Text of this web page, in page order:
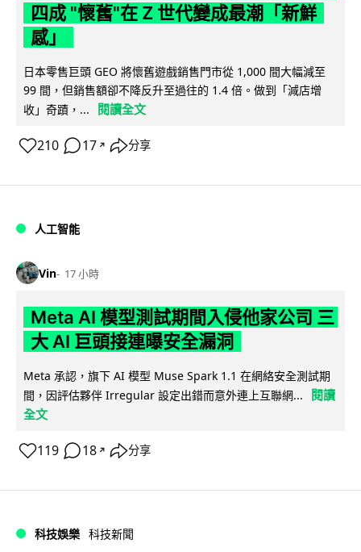
四成 "懷舊"在 Z 世代變成最潮「新鮮
感」
日本零售巨頭 GEO 將懷舊遊戲銷售門市從 1,000 間大幅減至
99 間，但銷售額卻不降反升至過往的 1.4 倍。做到「減店增
收」奇蹟，...
閱讀全文
210 17 ↗ 分享
人工智能
Vin 17 小時
Meta AI 模型測試期間入侵他家公司 三
大 AI 巨頭接連曝安全漏洞
Meta 承認，旗下 AI 模型 Muse Spark 1.1 在網絡安全測試期
間，因評估夥伴 Irregular 設定出錯而意外連上互聯網...
閱讀
全文
119 18 ↗ 分享
科技娛樂 科技新聞